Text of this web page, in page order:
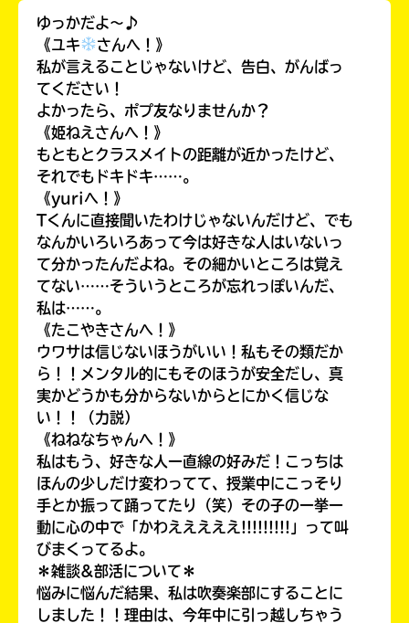
オフィシャルアカウント
SNSでシェアする
ゆっかだよ〜♪
《ユキ
さんへ！》
私が言えることじゃないけど、告白、がんばっ
てください！
よかったら、ポプ友なりませんか？
《姫ねえさんへ！》
もともとクラスメイトの距離が近かったけど、
それでもドキドキ……。
《yuriへ！》
Tくんに直接聞いたわけじゃないんだけど、でも
なんかいろいろあって今は好きな人はいないっ
て分かったんだよね。その細かいところは覚え
てない……そういうところが忘れっぽいんだ、
私は……。
《たこやきさんへ！》
ウワサは信じないほうがいい！私もその類だか
ら！！メンタル的にもそのほうが安全だし、真
実かどうかも分からないからとにかく信じな
い！！（力説）
《ねねなちゃんへ！》
私はもう、好きな人一直線の好みだ！こっちは
ほんの少しだけ変わってて、授業中にこっそり
手とか振って踊ってたり（笑）その子の一挙一
動に心の中で「かわえええええ!!!!!!!!!」って叫
びまくってるよ。
＊雑談&部活について＊
悩みに悩んだ結果、私は吹奏楽部にすることに
しました！！理由は、今年中に引っ越しちゃう